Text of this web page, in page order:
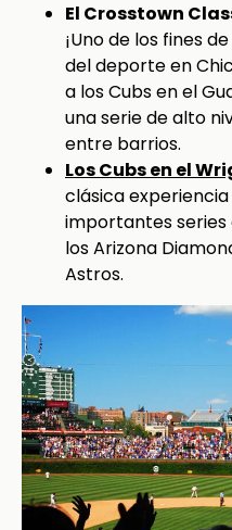
El Crosstown
¡Uno de los fines
del deporte en
a los Cubs en el
una serie de alto
entre barrios.
Los Cubs en el
clásica experiencia
importantes
los Arizona
Astros.